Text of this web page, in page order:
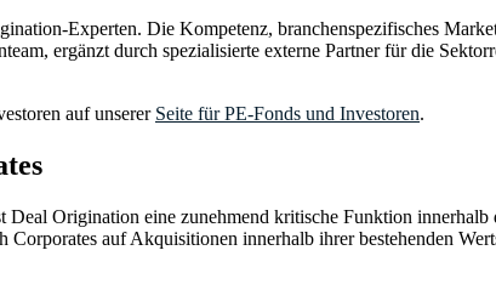
Experten. Die Kompetenz, branchenspezifisches
ergänzt durch spezialisierte externe Partner für die
auf unserer Seite für PE-Fonds und Investoren.
Origination eine zunehmend kritische Funktion
Corporates auf Akquisitionen innerhalb ihrer bestehenden